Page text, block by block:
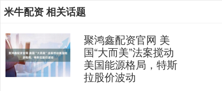
米牛配资 相关话题
聚鸿鑫配资官网 美
国“大而美”法案搅动
美国能源格局，特斯
拉股价波动